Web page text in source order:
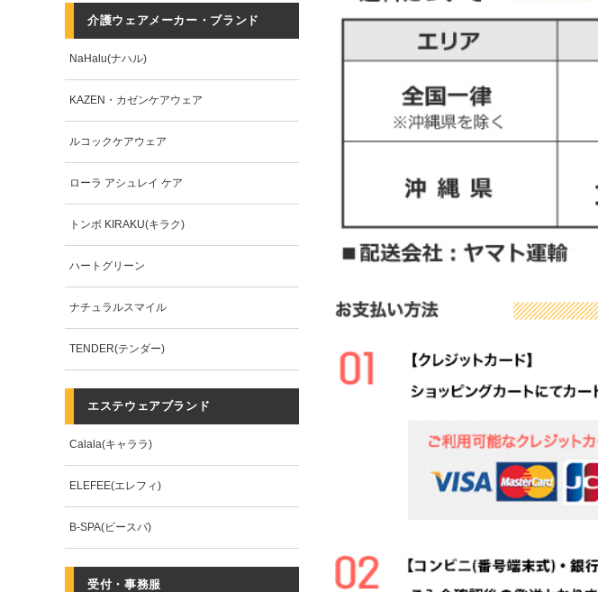
介護ウェアメーカー・ブランド
NaHalu(ナハル)
KAZEN・カゼンケアウェア
ルコックケアウェア
ローラ アシュレイ ケア
トンボ KIRAKU(キラク)
ハートグリーン
ナチュラルスマイル
TENDER(テンダー)
エステウェアブランド
Calala(キャララ)
ELEFEE(エレフィ)
B-SPA(ビースパ)
受付・事務服